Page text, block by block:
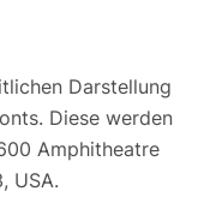
Darstellung
Diese werden
Amphitheatre
USA.